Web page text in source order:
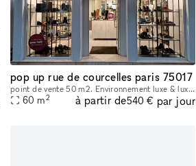
pop up rue de courcelles paris 75017
point de vente 50 m2. Environnement luxe & luxe abordable : Sandro , De fursac ,fusalp, la bagagerie , Paraboots , weston, church's , berenice , Faguo, MAGE ....
60 m2 à partir de540 € par jour